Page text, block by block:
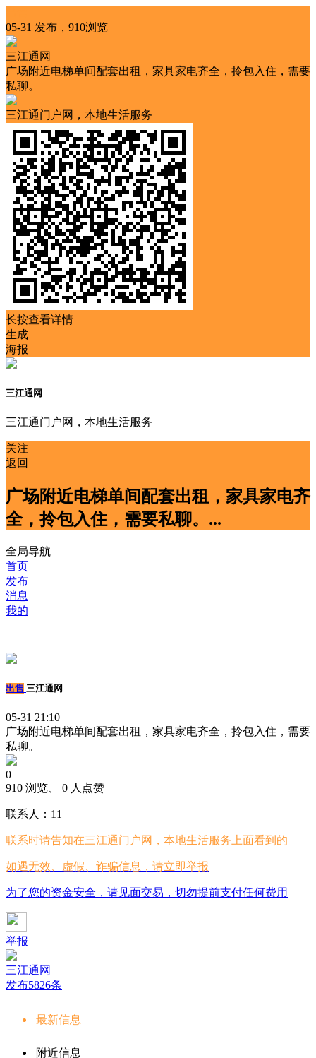
05-31 发布，910浏览
三江通网
广场附近电梯单间配套出租，家具家电齐全，拎包入住，需要
私聊。
三江通门户网，本地生活服务
长按查看详情
生成
海报
三江通网
三江通门户网，本地生活服务
关注
返回
广场附近电梯单间配套出租，家具家电齐
全，拎包入住，需要私聊。...
全局导航
首页
发布
消息
我的
出售 三江通网
05-31 21:10
广场附近电梯单间配套出租，家具家电齐全，拎包入住，需要
私聊。
0
910 浏览、 0 人点赞
联系人：11
联系时请告知在三江通门户网，本地生活服务 上面看到的
如遇无效、虚假、诈骗信息，请立即举报
为了您的资金安全，请见面交易，切勿提前支付任何费用
举报
三江通网
发布5826条
最新信息
附近信息